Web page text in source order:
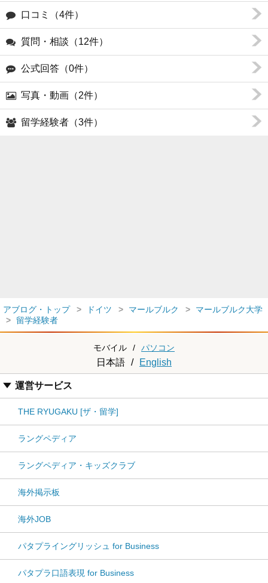
口コミ（4件）
質問・相談（12件）
公式回答（0件）
写真・動画（2件）
留学経験者（3件）
アブログ・トップ ドイツ マールブルク
マールブルク大学
留学経験者
モバイル / パソコン
日本語 / English
運営サービス
THE RYUGAKU [ザ・留学]
ラングペディア
ラングペディア・キッズクラブ
海外掲示板
海外JOB
パタプライングリッシュ for Business
パタプラ口語表現 for Business